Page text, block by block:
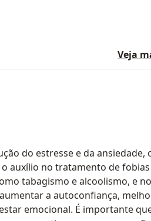
Veja
do estresse e da ansiedade,
auxílio no tratamento de
tabagismo e alcoolismo, e no
a autoconfiança,
emocional. É importante